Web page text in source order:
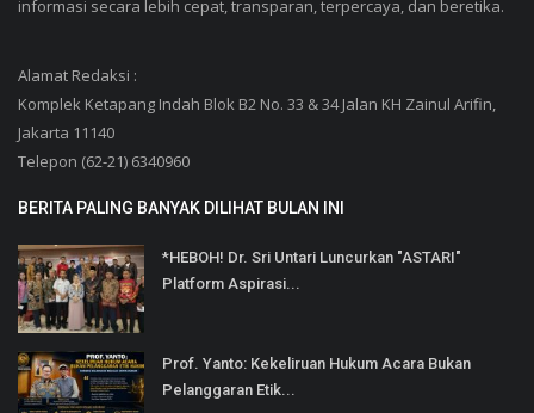
informasi secara lebih cepat, transparan, terpercaya, dan beretika.
Alamat Redaksi :
Komplek Ketapang Indah Blok B2 No. 33 & 34 Jalan KH Zainul Arifin,
Jakarta 11140
Telepon (62-21) 6340960
BERITA PALING BANYAK DILIHAT BULAN INI
*HEBOH! Dr. Sri Untari Luncurkan "ASTARI"
Platform Aspirasi...
Prof. Yanto: Kekeliruan Hukum Acara Bukan
Pelanggaran Etik...